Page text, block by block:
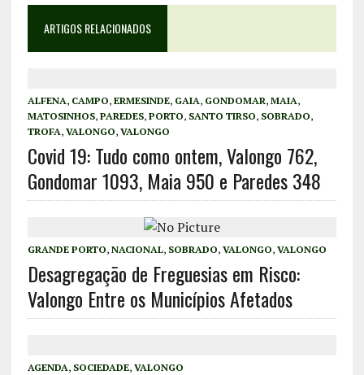
ARTIGOS RELACIONADOS
ALFENA, CAMPO, ERMESINDE, GAIA, GONDOMAR, MAIA,
MATOSINHOS, PAREDES, PORTO, SANTO TIRSO, SOBRADO,
TROFA, VALONGO, VALONGO
Covid 19: Tudo como ontem, Valongo 762,
Gondomar 1093, Maia 950 e Paredes 348
GRANDE PORTO, NACIONAL, SOBRADO, VALONGO, VALONGO
Desagregação de Freguesias em Risco:
Valongo Entre os Municípios Afetados
AGENDA, SOCIEDADE, VALONGO